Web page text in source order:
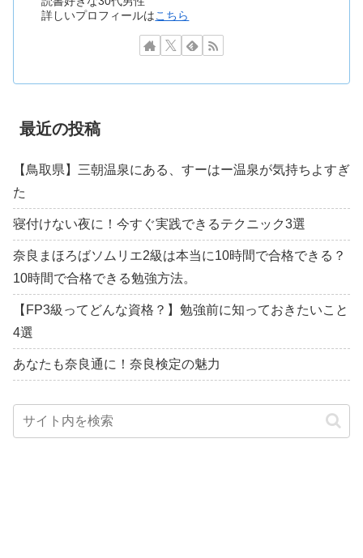
詳しいプロフィールはこちら
最近の投稿
【鳥取県】三朝温泉にある、すーはー温泉が気持ちよすぎ
た
寝付けない夜に！今すぐ実践できるテクニック3選
奈良まほろばソムリエ2級は本当に10時間で合格できる？
10時間で合格できる勉強方法。
【FP3級ってどんな資格？】勉強前に知っておきたいこと
4選
あなたも奈良通に！奈良検定の魅力